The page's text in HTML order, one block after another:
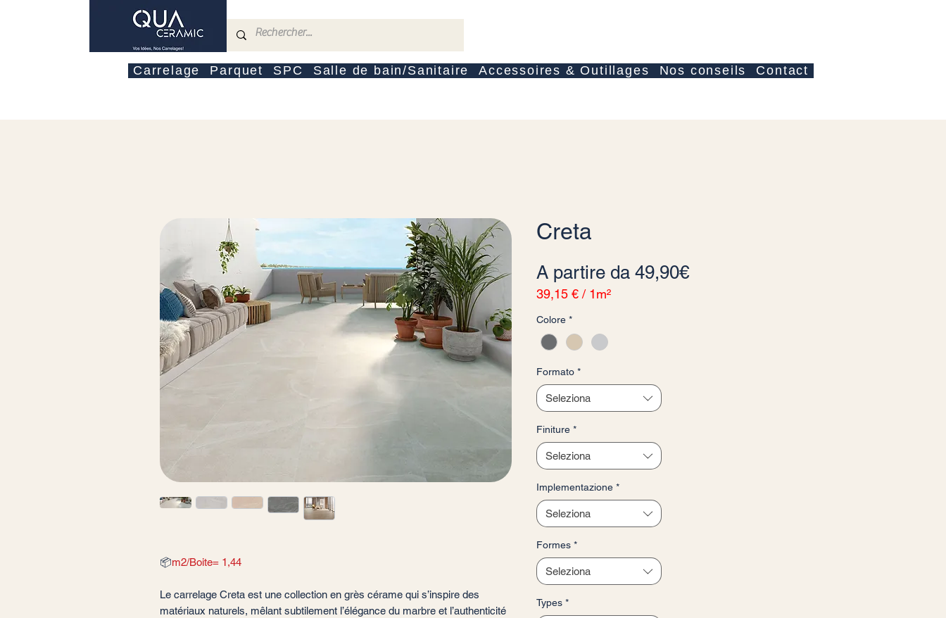
Carrelage Parquet SPC Salle de bain/Sanitaire Accessoires & Outillages Nos conseils Contact
📦m2/Boite= 1,44
Le carrelage Creta est une collection en grès cérame qui s’inspire des
matériaux naturels, mêlant subtilement l’élégance du marbre et l’authenticité
Creta
A partire da 49,90€Prezzo scontato
39,15 € / 1m²
ogni
1
quadrato
Colore *
Formato *
Seleziona
Finiture *
Seleziona
Implementazione *
Seleziona
Formes *
Seleziona
Types *